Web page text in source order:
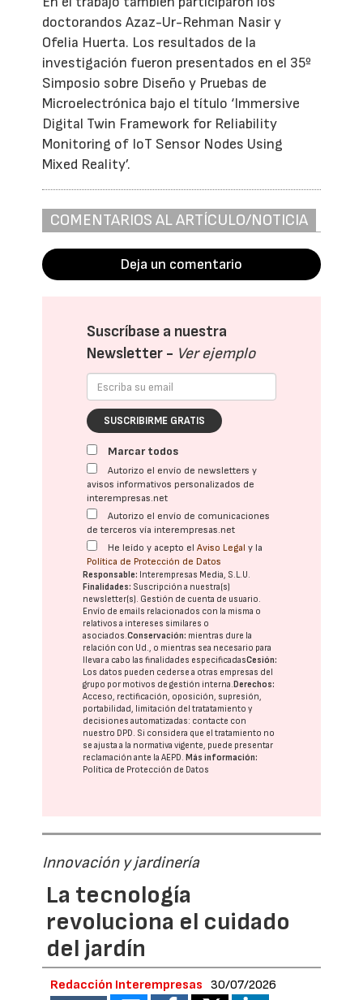
doctorandos Azaz-Ur-Rehman Nasir y
Ofelia Huerta. Los resultados de la
investigación fueron presentados en el 35º
Simposio sobre Diseño y Pruebas de
Microelectrónica bajo el título ‘Immersive
Digital Twin Framework for Reliability
Monitoring of IoT Sensor Nodes Using
Mixed Reality’.
COMENTARIOS AL ARTÍCULO/NOTICIA
Deja un comentario
Suscríbase a nuestra
Newsletter - Ver ejemplo
SUSCRIBIRME GRATIS
Marcar todos
Autorizo el envío de newsletters y
avisos informativos personalizados de
interempresas.net
Autorizo el envío de comunicaciones
de terceros vía interempresas.net
He leído y acepto elAviso Legal y la
Política de Protección de Datos
Responsable: Interempresas Media, S.L.U.
Finalidades: Suscripción a nuestra(s)
newsletter(s). Gestión de cuenta de usuario.
Envío de emails relacionados con la misma o
relativos a intereses similares o
asociados.Conservación: mientras dure la
relación con Ud., o mientras sea necesario para
llevar a cabo las finalidades especificadasCesión:
Los datos pueden cederse a otras empresas del
grupo por motivos de gestión interna. Derechos:
Acceso, rectificación, oposición, supresión,
portabilidad, limitación del tratatamiento y
decisiones automatizadas: contacte con
nuestro DPD. Si considera que el tratamiento no
se ajusta a la normativa vigente, puede presentar
reclamación ante laAEPD. Más información:
Política de Protección de Datos
Innovación y jardinería
La tecnología
revoluciona el cuidado
del jardín
Redacción Interempresas 30/07/2026